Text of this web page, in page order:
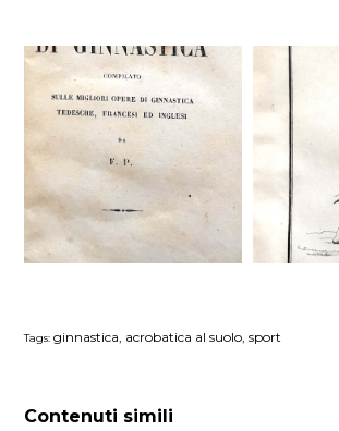
Tags: ginnastica, acrobatica al suolo, sport
Contenuti simili